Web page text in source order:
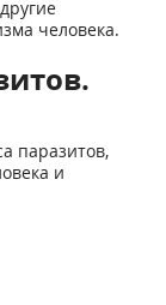
человека.
паразитов,
и